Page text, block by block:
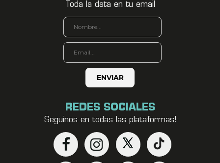
Toda la data en tu email
REDES SOCIALES
Seguinos en todas las plataformas!